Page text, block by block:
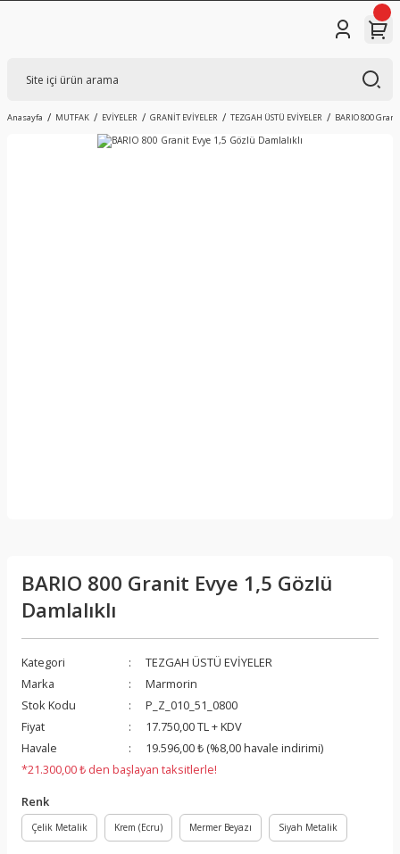
Anasayfa MUTFAK EVİYELER GRANİT EVİYELER TEZGAH ÜSTÜ EVİYELER BARIO 800
BARIO 800 Granit Evye 1,5 Gözlü
Damlalıklı
Kategori
TEZGAH ÜSTÜ EVİYELER
Marka
Marmorin
Stok Kodu
P_Z_010_51_0800
Fiyat
17.750,00 TL + KDV
Havale
19.596,00 ₺ (%8,00 havale indirimi)
*21.300,00 ₺ den başlayan taksitlerle!
Renk
Çelik Metalik Krem (Ecru) Mermer Beyazı Siyah Metalik